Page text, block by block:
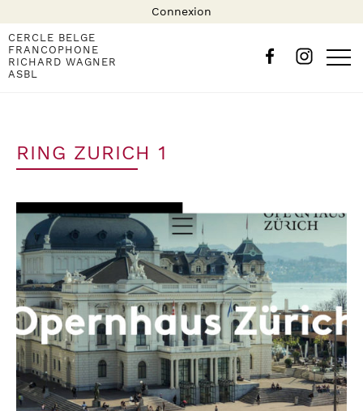
Connexion
CERCLE BELGE
FRANCOPHONE
RICHARD WAGNER
ASBL
RING ZURICH 1